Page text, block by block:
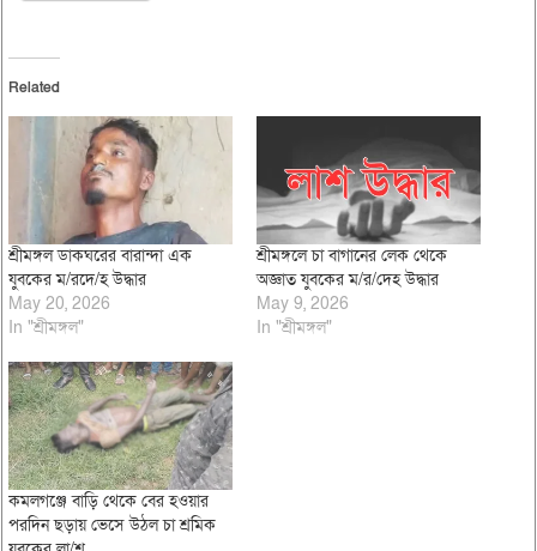
Related
শ্রীমঙ্গল ডাকঘরের বারান্দা এক
যুবকের ম/রদে/হ উদ্ধার
May 20, 2026
In "শ্রীমঙ্গল"
শ্রীমঙ্গলে চা বাগানের লেক থেকে
অজ্ঞাত যুবকের ম/র/দেহ উদ্ধার
May 9, 2026
In "শ্রীমঙ্গল"
কমলগঞ্জে বাড়ি থেকে বের হওয়ার
পরদিন ছড়ায় ভেসে উঠল চা শ্রমিক